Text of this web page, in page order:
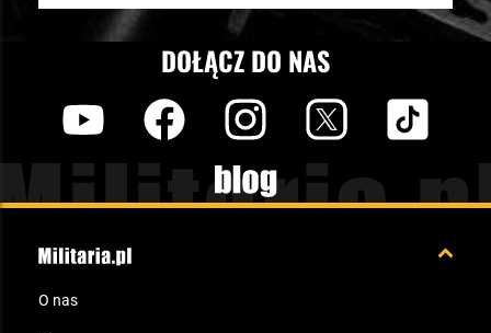
DOŁĄCZ DO NAS
Blog
O nas